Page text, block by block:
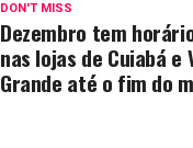
DON'T MISS
Dezembro tem
nas lojas de Cuiabá e
Grande até o fim do